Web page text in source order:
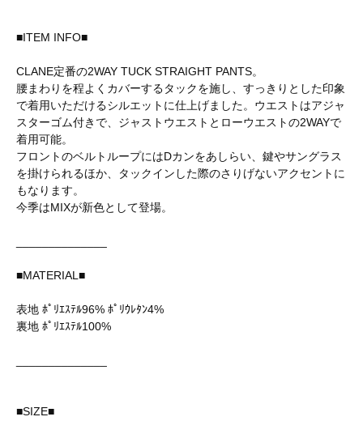
■ITEM INFO■
CLANE定番の2WAY TUCK STRAIGHT PANTS。
腰まわりを程よくカバーするタックを施し、すっきりとした印象
で着用いただけるシルエットに仕上げました。ウエストはアジャ
スターゴム付きで、ジャストウエストとローウエストの2WAYで
着用可能。
フロントのベルトループにはDカンをあしらい、鍵やサングラス
を掛けられるほか、タックインした際のさりげないアクセントに
もなります。
今季はMIXが新色として登場。
■MATERIAL■
表地 ﾎﾟﾘｴｽﾃﾙ96% ﾎﾟﾘｳﾚﾀﾝ4%
裏地 ﾎﾟﾘｴｽﾃﾙ100%
■SIZE■